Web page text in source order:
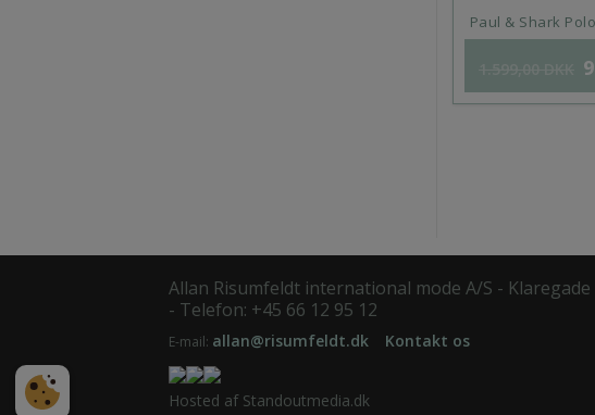
Paul & Shark
Allan Risumfeldt international mode A/S -
- Telefon: +45 66 12 95 12
E-mail: allan@risumfeldt.dk Kontakt os
Hosted af Standoutmedia.dk